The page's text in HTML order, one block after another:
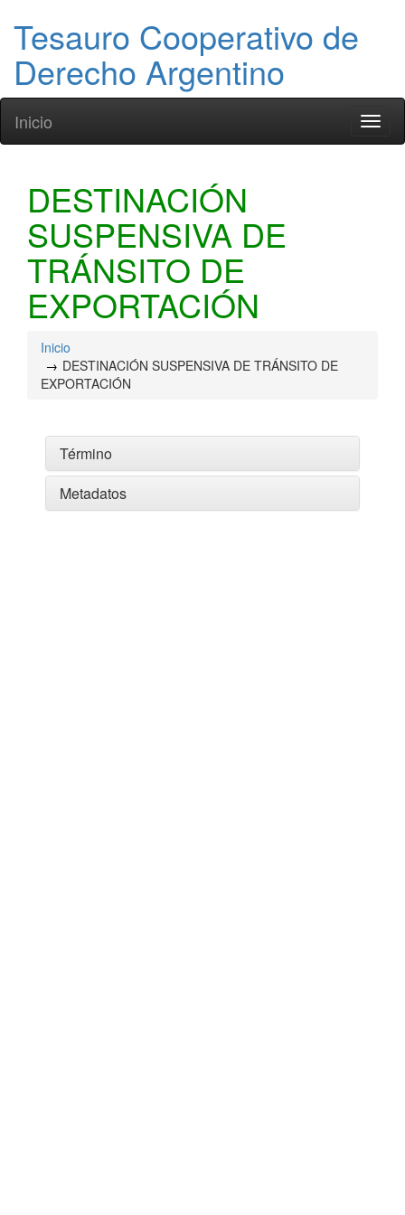
Tesauro Cooperativo de
Derecho Argentino
Inicio
DESTINACIÓN
SUSPENSIVA DE
TRÁNSITO DE
EXPORTACIÓN
Inicio
DESTINACIÓN SUSPENSIVA DE TRÁNSITO DE
EXPORTACIÓN
Término
Metadatos